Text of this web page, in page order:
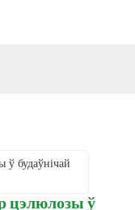
цэлюлозы ў